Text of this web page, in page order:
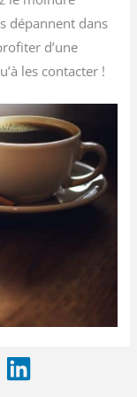
dépannent dans
d’une
les contacter !